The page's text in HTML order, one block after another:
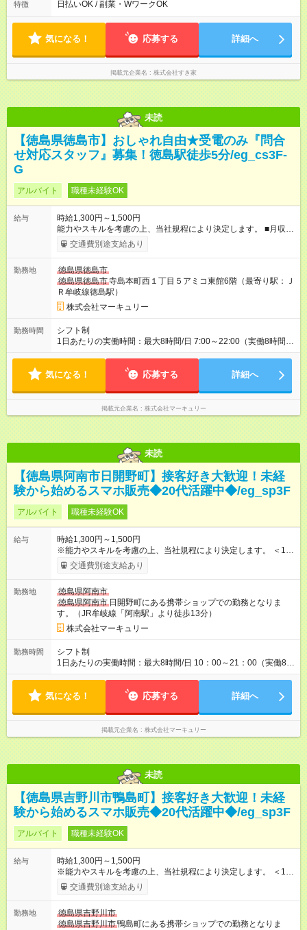
特徴 日払いOK / 副業・WワークOK
気になる！ 応募する 詳細へ
掲載元企業名 株式会社すき家
未読
【徳島県徳島市】おしゃれ自由★受電のみ『問合
せ対応スタッフ』募集！徳島駅徒歩5分/eg_cs3F-
G
アルバイト 職種未経験OK
給与
時給1,300円～1,500円
能力やスキルを考慮の上、当社規程により決定します。 ■月収例
（22日勤務の場合） 時給1,300円×1日8時間＝228,800円 【試
用期間】試用期間あり 試用期間の長さ：3ヶ月 雇用形態、給与
交通費別途支給あり
勤務地
徳島県徳島市
徳島県徳島市寺島本町西１丁目５アミコ東館6階（最寄り駅：Ｊ
Ｒ牟岐線徳島駅）
株式会社マーキュリー
勤務時間
シフト制
1日あたりの実働時間：最大8時間/日 7:00～22:00（実働8時間／
休憩1時間） ■シフト例 7:00～16:00 10:00～19:00 13:00～
気になる！ 応募する 詳細へ
掲載元企業名 株式会社マーキュリー
未読
【徳島県阿南市日開野町】接客好き大歓迎！未経
験から始めるスマホ販売◆20代活躍中◆/eg_sp3F
アルバイト 職種未経験OK
給与
時給1,300円～1,500円
※能力やスキルを考慮の上、当社規程により決定します。 ＜1人
ひとりの成長・頑張りを評価＞ 毎年半期ごとに評価制度を実施
し、ビジネスマナーやコンプライアンスなどの項目ごとに目標
アップも叶えています。 1人ひとりの成長や頑張りに対してもし
っかり還元をしていく制度が確立しています！ 【試用期間】試
用期間なし
交通費別途支給あり
勤務地
徳島県阿南市
徳島県阿南市 日開野町にある携帯ショップでの勤務となりま
す。（JR牟岐線「阿南駅」より徒歩13分）
株式会社マーキュリー
勤務時間
シフト制
1日あたりの実働時間：最大8時間/日 10：00～21：00（実働8時
間／休憩1時間） ＜シフト例＞ 10：00～19：00 12：00～21：
の両立も叶います！
気になる！ 応募する 詳細へ
掲載元企業名 株式会社マーキュリー
未読
【徳島県吉野川市鴨島町】接客好き大歓迎！未経
験から始めるスマホ販売◆20代活躍中◆/eg_sp3F
アルバイト 職種未経験OK
給与
時給1,300円～1,500円
※能力やスキルを考慮の上、当社規程により決定します。 ＜1人
ひとりの成長・頑張りを評価＞ 毎年半期ごとに評価制度を実施
し、ビジネスマナーやコンプライアンスなどの項目ごとに目標
アップも叶えています。 1人ひとりの成長や頑張りに対してもし
っかり還元をしていく制度が確立しています！ 【試用期間】試
交通費別途支給あり
勤務地
徳島県吉野川市
徳島県吉野川市鴨島町にある携帯ショップでの勤務となりま